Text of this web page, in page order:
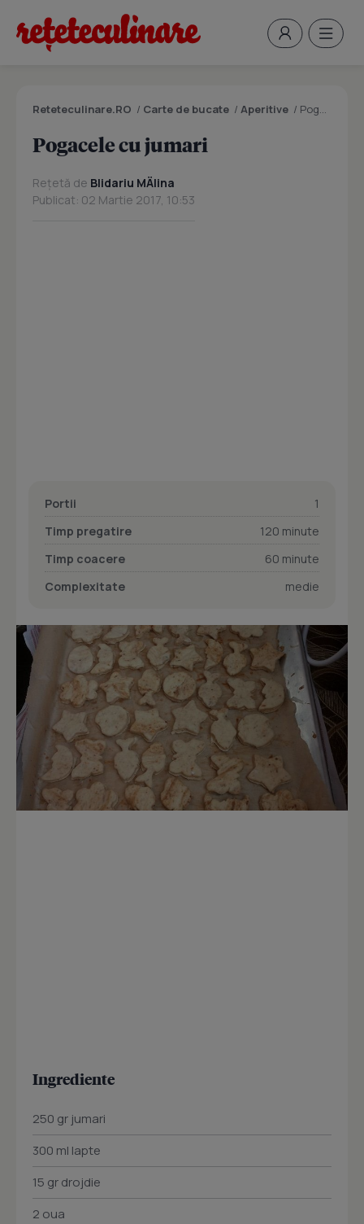
Reteteculinare.RO / Carte de bucate / Aperitive / Pogacele cu jumari
Pogacele cu jumari
Rețetă de Blidariu MÄlina
Publicat: 02 Martie 2017, 10:53
Portii
1
Timp pregatire
120 minute
Timp coacere
60 minute
Complexitate
medie
Ingrediente
250 gr jumari
300 ml lapte
15 gr drojdie
2 oua